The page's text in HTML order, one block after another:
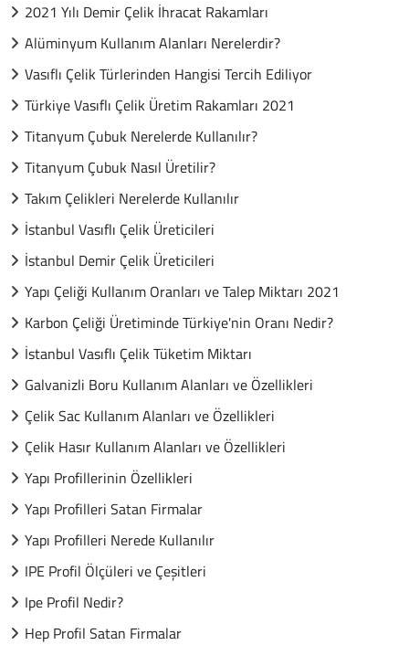
2021 Yılı Demir Çelik İhracat Rakamları
Alüminyum Kullanım Alanları Nerelerdir?
Vasıflı Çelik Türlerinden Hangisi Tercih Ediliyor
Türkiye Vasıflı Çelik Üretim Rakamları 2021
Titanyum Çubuk Nerelerde Kullanılır?
Titanyum Çubuk Nasıl Üretilir?
Takım Çelikleri Nerelerde Kullanılır
İstanbul Vasıflı Çelik Üreticileri
İstanbul Demir Çelik Üreticileri
Yapı Çeliği Kullanım Oranları ve Talep Miktarı 2021
Karbon Çeliği Üretiminde Türkiye'nin Oranı Nedir?
İstanbul Vasıflı Çelik Tüketim Miktarı
Galvanizli Boru Kullanım Alanları ve Özellikleri
Çelik Sac Kullanım Alanları ve Özellikleri
Çelik Hasır Kullanım Alanları ve Özellikleri
Yapı Profillerinin Özellikleri
Yapı Profilleri Satan Firmalar
Yapı Profilleri Nerede Kullanılır
IPE Profil Ölçüleri ve Çeşitleri
Ipe Profil Nedir?
Hep Profil Satan Firmalar